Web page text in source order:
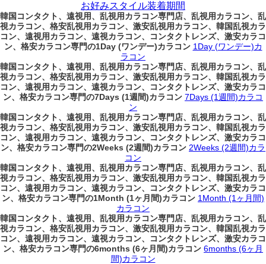
お好みスタイル装着期間
韓国コンタクト、遠視用、乱視用カラコン専門店、乱視用カラコン、乱
視カラコン、格安乱視用カラコン、激安乱視用カラコン、韓国乱視カラ
コン、遠視用カラコン、遠視カラコン、コンタクトレンズ、激安カラコ
ン、格安カラコン専門の1Day (ワンデー)カラコン 1Day (ワンデー)カ
ラコン
韓国コンタクト、遠視用、乱視用カラコン専門店、乱視用カラコン、乱
視カラコン、格安乱視用カラコン、激安乱視用カラコン、韓国乱視カラ
コン、遠視用カラコン、遠視カラコン、コンタクトレンズ、激安カラコ
ン、格安カラコン専門の7Days (1週間)カラコン 7Days (1週間)カラコ
ン
韓国コンタクト、遠視用、乱視用カラコン専門店、乱視用カラコン、乱
視カラコン、格安乱視用カラコン、激安乱視用カラコン、韓国乱視カラ
コン、遠視用カラコン、遠視カラコン、コンタクトレンズ、激安カラコ
ン、格安カラコン専門の2Weeks (2週間)カラコン 2Weeks (2週間)カラ
コン
韓国コンタクト、遠視用、乱視用カラコン専門店、乱視用カラコン、乱
視カラコン、格安乱視用カラコン、激安乱視用カラコン、韓国乱視カラ
コン、遠視用カラコン、遠視カラコン、コンタクトレンズ、激安カラコ
ン、格安カラコン専門の1Month (1ヶ月間)カラコン 1Month (1ヶ月間)
カラコン
韓国コンタクト、遠視用、乱視用カラコン専門店、乱視用カラコン、乱
視カラコン、格安乱視用カラコン、激安乱視用カラコン、韓国乱視カラ
コン、遠視用カラコン、遠視カラコン、コンタクトレンズ、激安カラコ
ン、格安カラコン専門の6months (6ヶ月間)カラコン 6months (6ヶ月
間)カラコン